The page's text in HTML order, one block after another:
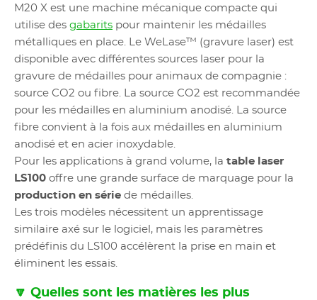
M20 X est une machine mécanique compacte qui
utilise des gabarits pour maintenir les médailles
métalliques en place. Le WeLase™ (gravure laser) est
disponible avec différentes sources laser pour la
gravure de médailles pour animaux de compagnie :
source CO2 ou fibre. La source CO2 est recommandée
pour les médailles en aluminium anodisé. La source
fibre convient à la fois aux médailles en aluminium
anodisé et en acier inoxydable.
Pour les applications à grand volume, la table laser
LS100 offre une grande surface de marquage pour la
production en série de médailles.
Les trois modèles nécessitent un apprentissage
similaire axé sur le logiciel, mais les paramètres
prédéfinis du LS100 accélèrent la prise en main et
éliminent les essais.
🔽 Quelles sont les matières les plus